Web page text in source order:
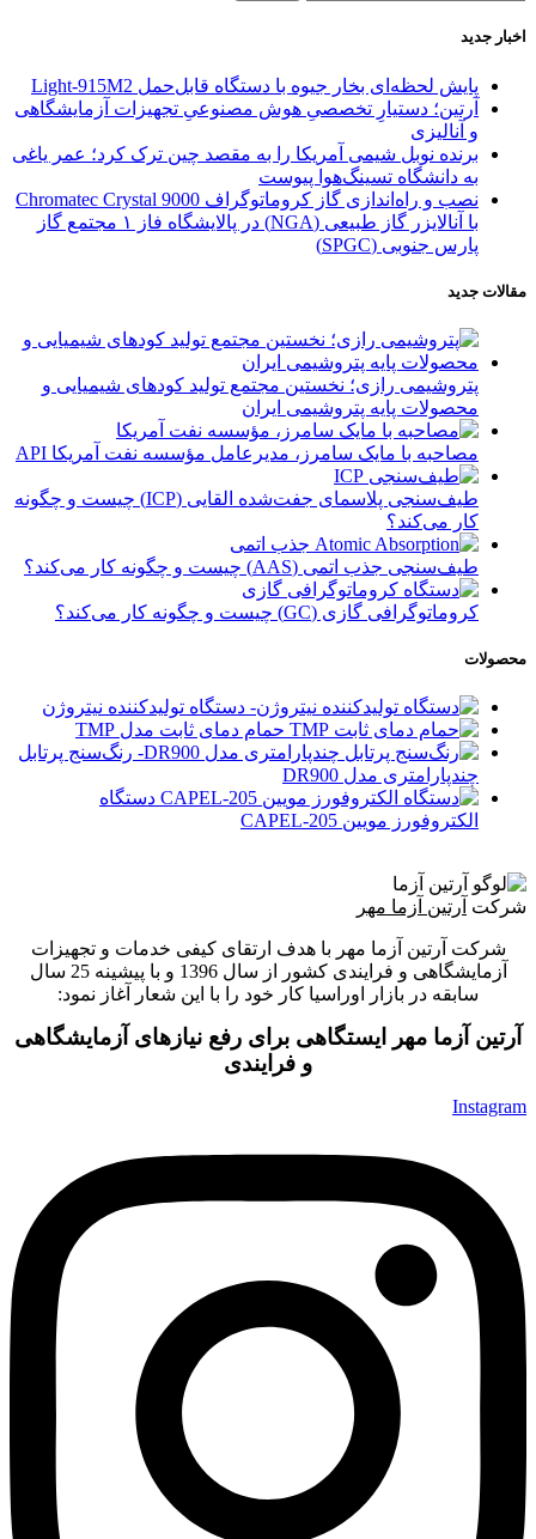
اخبار جدید
پایش لحظه‌ای بخار جیوه با دستگاه قابل‌حمل Light‑915M2
آرتین؛ دستیارِ تخصصیِ هوش مصنوعیِ تجهیزات آزمایشگاهی
و آنالیزی
برنده نوبل شیمی آمریکا را به مقصد چین ترک کرد؛ عمر یاغی
به دانشگاه تسینگ‌هوا پیوست
نصب و راه‌اندازی گاز کروماتوگراف Chromatec Crystal 9000
با آنالایزر گاز طبیعی (NGA) در پالایشگاه فاز ۱ مجتمع گاز
پارس جنوبی (SPGC)
مقالات جدید
پتروشیمی رازی؛ نخستین مجتمع تولید کودهای شیمیایی و
محصولات پایه پتروشیمی ایران
مصاحبه با مایک سامرز، مدیرعامل مؤسسه نفت آمریکا API
طیف‌سنجی پلاسمای جفت‌شده القایی (ICP) چیست و چگونه
کار می‌کند؟
طیف‌سنجی جذب اتمی (AAS) چیست و چگونه کار می‌کند؟
کروماتوگرافی گازی (GC) چیست و چگونه کار می‌کند؟
محصولات
دستگاه تولیدکننده نیتروژن
حمام دمای ثابت مدل TMP
رنگ‌سنج پرتابل
چندپارامتری مدل DR900
دستگاه
الکتروفورز مویین CAPEL-205
شرکت آرتین آزما مهر
شرکت آرتین آزما مهر با هدف ارتقای کیفی خدمات و تجهیزات
آزمایشگاهی و فرایندی کشور از سال 1396 و با پیشینه 25 سال
سابقه در بازار اوراسیا کار خود را با این شعار آغاز نمود:
آرتین آزما مهر ایستگاهی برای رفع نیازهای آزمایشگاهی
و فرایندی
Instagram